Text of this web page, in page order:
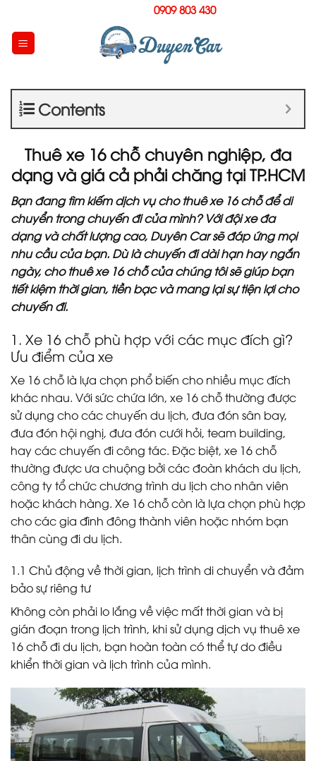
content
0909 803 430
Contents
Thuê xe 16 chỗ chuyên nghiệp, đa
dạng và giá cả phải chăng tại TP.HCM
Bạn đang tìm kiếm dịch vụ cho thuê xe 16 chỗ để di
chuyển trong chuyến đi của mình? Với đội xe đa
dạng và chất lượng cao, Duyên Car sẽ đáp ứng mọi
nhu cầu của bạn. Dù là chuyến đi dài hạn hay ngắn
ngày, cho thuê xe 16 chỗ của chúng tôi sẽ giúp bạn
tiết kiệm thời gian, tiền bạc và mang lại sự tiện lợi cho
chuyến đi.
1. Xe 16 chỗ phù hợp với các mục đích gì?
Ưu điểm của xe
Xe 16 chỗ là lựa chọn phổ biến cho nhiều mục đích
khác nhau. Với sức chứa lớn, xe 16 chỗ thường được
sử dụng cho các chuyến du lịch, đưa đón sân bay,
đưa đón hội nghị, đưa đón cưới hỏi, team building,
hay các chuyến đi công tác. Đặc biệt, xe 16 chỗ
thường được ưa chuộng bởi các đoàn khách du lịch,
công ty tổ chức chương trình du lịch cho nhân viên
hoặc khách hàng. Xe 16 chỗ còn là lựa chọn phù hợp
cho các gia đình đông thành viên hoặc nhóm bạn
thân cùng đi du lịch.
1.1 Chủ động về thời gian, lịch trình di chuyển và đảm
bảo sự riêng tư
Không còn phải lo lắng về việc mất thời gian và bị
gián đoạn trong lịch trình, khi sử dụng dịch vụ thuê xe
16 chỗ đi du lịch, bạn hoàn toàn có thể tự do điều
khiển thời gian và lịch trình của mình.